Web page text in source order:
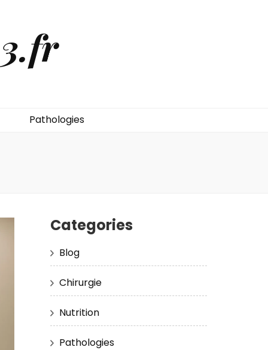
Pathologies
Categories
Blog
Chirurgie
Nutrition
Pathologies